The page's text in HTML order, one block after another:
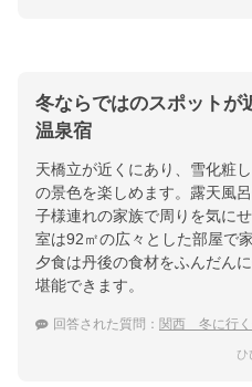
冬ならではのスポットが
温泉宿
天橋立が近くにあり、雪化粧
の景色を楽しめます。露天風
子様連れの家族で周りを気に
室は92㎡の広々とした部屋で
夕食は丹後の食材をふんだん
堪能できます。
回答された質問： 関西 冬に行く
ひ